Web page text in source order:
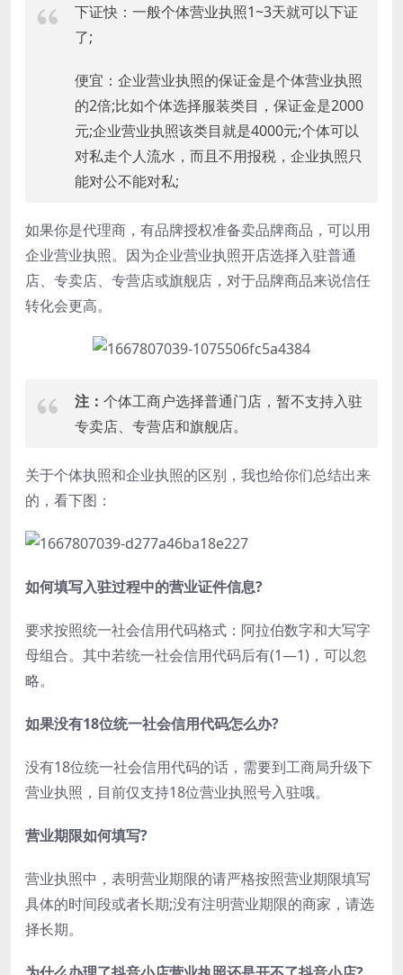
下证快：一般个体营业执照1~3天就可以下证
了;
便宜：企业营业执照的保证金是个体营业执照
的2倍;比如个体选择服装类目，保证金是2000
元;企业营业执照该类目就是4000元;个体可以
对私走个人流水，而且不用报税，企业执照只
能对公不能对私;
如果你是代理商，有品牌授权准备卖品牌商品，可以用
企业营业执照。因为企业营业执照开店选择入驻普通
店、专卖店、专营店或旗舰店，对于品牌商品来说信任
转化会更高。
注： 个体工商户选择普通门店，暂不支持入驻
专卖店、专营店和旗舰店。
关于个体执照和企业执照的区别，我也给你们总结出来
的，看下图：
如何填写入驻过程中的营业证件信息?
要求按照统一社会信用代码格式：阿拉伯数字和大写字
母组合。其中若统一社会信用代码后有(1—1)，可以忽
略。
如果没有18位统一社会信用代码怎么办?
没有18位统一社会信用代码的话，需要到工商局升级下
营业执照，目前仅支持18位营业执照号入驻哦。
营业期限如何填写?
营业执照中，表明营业期限的请严格按照营业期限填写
具体的时间段或者长期;没有注明营业期限的商家，请选
择长期。